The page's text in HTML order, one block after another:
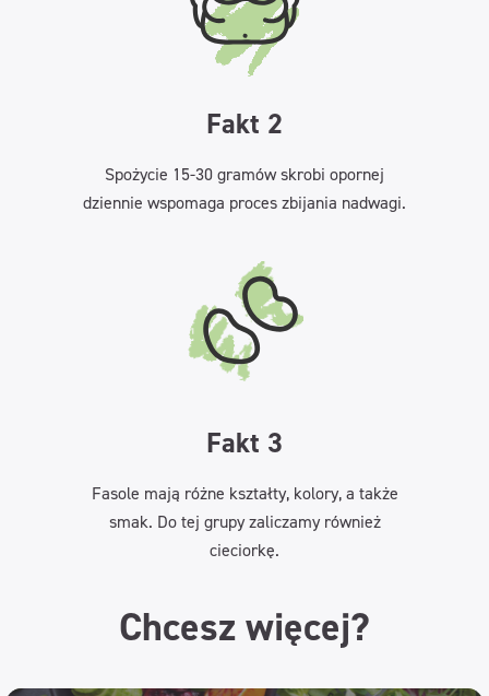
Fakt 2
Spożycie 15-30 gramów skrobi opornej
dziennie wspomaga proces zbijania nadwagi.
Fakt 3
Fasole mają różne kształty, kolory, a także
smak. Do tej grupy zaliczamy również
cieciorkę.
Chcesz więcej?